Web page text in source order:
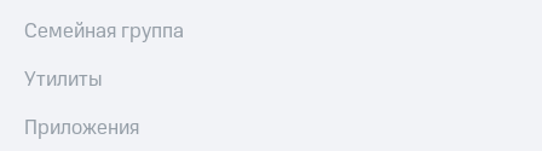
Семейная группа
Утилиты
Приложения